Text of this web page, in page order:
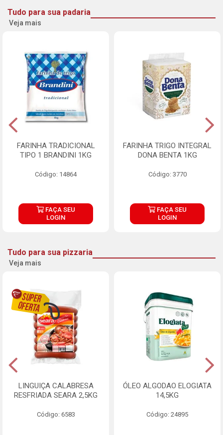
Tudo para sua padaria
Veja mais
FARINHA TRADICIONAL
TIPO 1 BRANDINI 1KG
Código: 14864
FAÇA SEU
LOGIN
FARINHA TRIGO INTEGRAL
DONA BENTA 1KG
Código: 3770
FAÇA SEU
LOGIN
Tudo para sua pizzaria
Veja mais
LINGUIÇA CALABRESA
RESFRIADA SEARA 2,5KG
Código: 6583
ÓLEO ALGODAO ELOGIATA
14,5KG
Código: 24895